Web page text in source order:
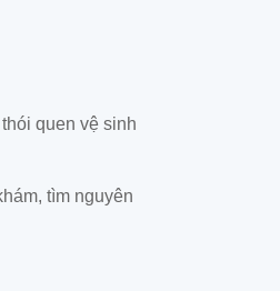
quen vệ sinh
tìm nguyên